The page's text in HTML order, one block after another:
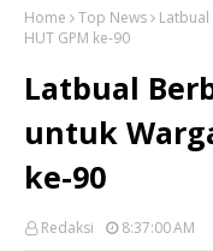
Home Top News
HUT GPM ke-90
Latbual
untuk
ke-90
Redaksi 8:37:00 AM